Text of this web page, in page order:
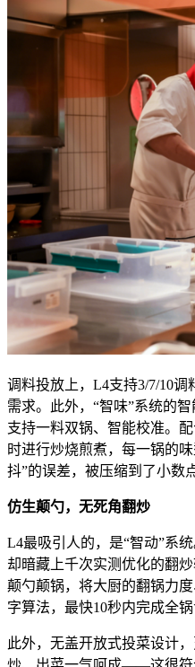
调料投放上，L4支持3/7/10
需求。此外，“智味”系统的
支持一料双锅、智能校准。
时进行炒烧煎煮，每一锅的
抖”的误差，被压缩到了小数
仿生颠勺，无死角翻炒
L4最吸引人的，是“智动”系
却暗藏上千次实测优化的翻
颠勺颠锅，将大厨的翻锅力
字算法，最快10秒内完成全锅
此外，无盖开放式投菜设计